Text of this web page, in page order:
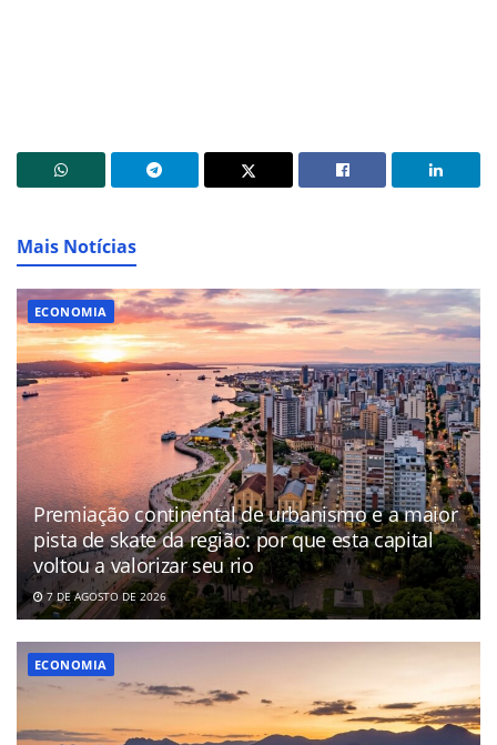
Mais Notícias
ECONOMIA
Premiação continental de urbanismo e a maior
pista de skate da região: por que esta capital
voltou a valorizar seu rio
7 DE AGOSTO DE 2026
ECONOMIA